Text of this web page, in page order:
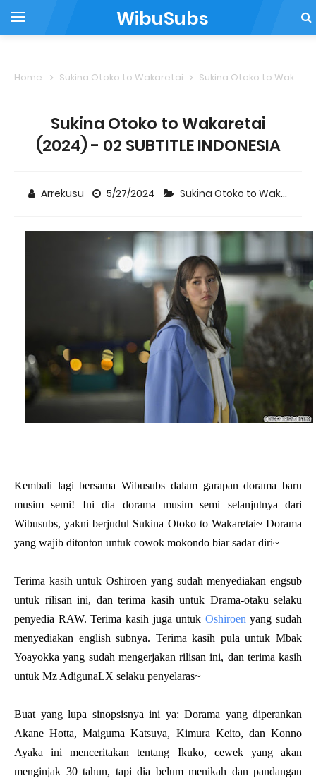
WibuSubs
Home Sukina Otoko to Wakaretai Sukina Otoko to Wakaretai (2024) - 02 SUBTITLE INDONESIA
Sukina Otoko to Wakaretai
(2024) - 02 SUBTITLE INDONESIA
Arrekusu 5/27/2024 Sukina Otoko to Wakaretai
Kembali lagi bersama Wibusubs dalam garapan dorama baru
musim semi! Ini dia dorama musim semi selanjutnya dari
Wibusubs, yakni berjudul Sukina Otoko to Wakaretai~ Dorama
yang wajib ditonton untuk cowok mokondo biar sadar diri~
Terima kasih untuk Oshiroen yang sudah menyediakan engsub
untuk rilisan ini, dan terima kasih untuk Drama-otaku selaku
penyedia RAW. Terima kasih juga untuk Oshiroen yang sudah
menyediakan english subnya. Terima kasih pula untuk Mbak
Yoayokka yang sudah mengerjakan rilisan ini, dan terima kasih
untuk Mz AdigunaLX selaku penyelaras~
Buat yang lupa sinopsisnya ini ya: Dorama yang diperankan
Akane Hotta, Maiguma Katsuya, Kimura Keito, dan Konno
Ayaka ini menceritakan tentang Ikuko, cewek yang akan
menginjak 30 tahun, tapi dia belum menikah dan pandangan